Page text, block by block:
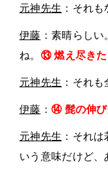
元神先生 ：それ
伊藤 ：素晴らし
ね。 ⑬ 燃え尽きた
元神先生 ：それも
伊藤 ： ⑭ 髭の伸び
元神先生 ：それ
いう意味だけど